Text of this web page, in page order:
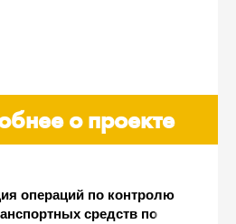
о проекте
операций по контролю
средств по